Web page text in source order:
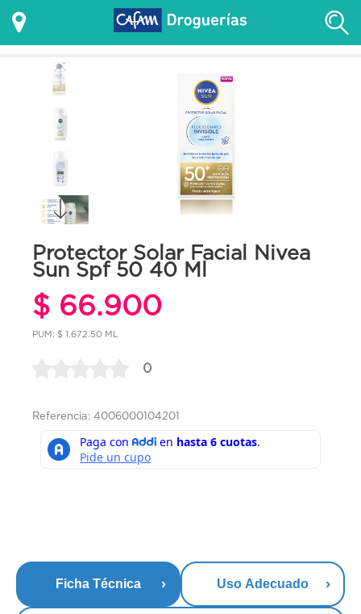
Protector Solar Facial Nivea
Sun Spf 50 40 Ml
$ 66.900
PUM: $ 1,672.50 ML
0
Referencia: 4006000104201
Ficha Técnica Uso Adecuado